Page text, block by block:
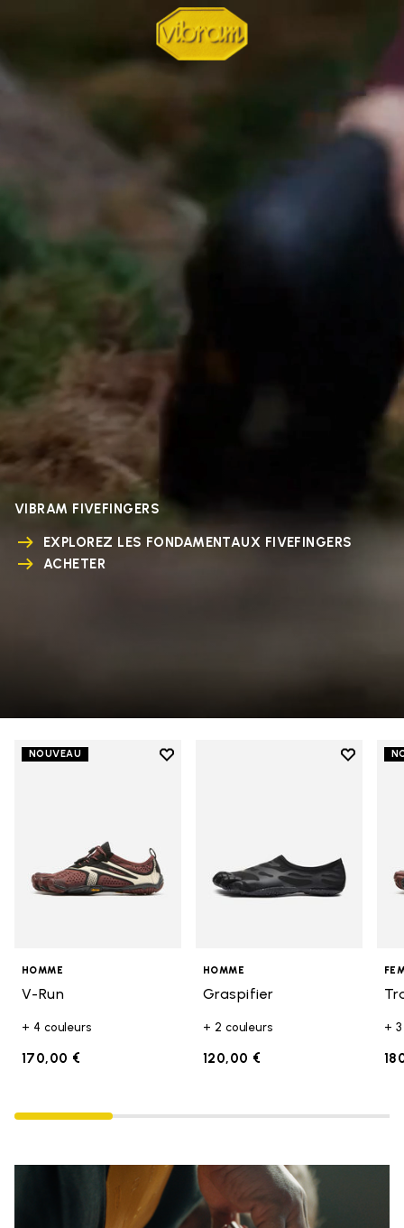
VIBRAM FIVEFINGERS
EXPLOREZ LES FONDAMENTAUX FIVEFINGERS
ACHETER
NOUVEAU
Add to wishlist
HOMME
V-Run
+ 4 couleurs
170,00 €
Add to
HOMME
Graspifier
+ 2 couleurs
120,00 €
+